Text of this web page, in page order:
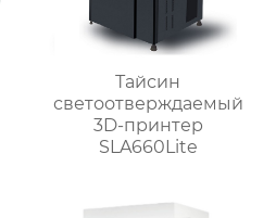
Тайсин
светоотверждаемый
3D-принтер
SLA660Lite